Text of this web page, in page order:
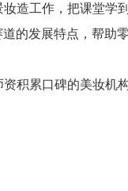
造工作，把课堂学
的发展特点，帮助
积累口碑的美妆机